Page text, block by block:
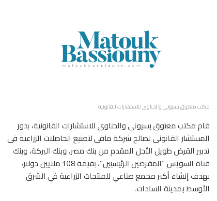
مكتب معتوق بسيونى والحناوى للاستشارات القانونية
قام مكتب معتوق بسيونى والحناوى للاستشارات القانونية، بدور
المستشار القانونى لصالح شركة مافى لتصنيع الحاصلات الزراعية فى
تدبير القرض طويل الأجل المقدم من بنك مصر، وبنك البركة، وبنك
قناة السويس “المقرضين الرئيسيين”، بقيمة 108 ملايين دولار،
بهدف إنشاء أكبر مجمع صناعي للمنتجات الزراعية في الشرق
الأوسط بمدينة السادات.